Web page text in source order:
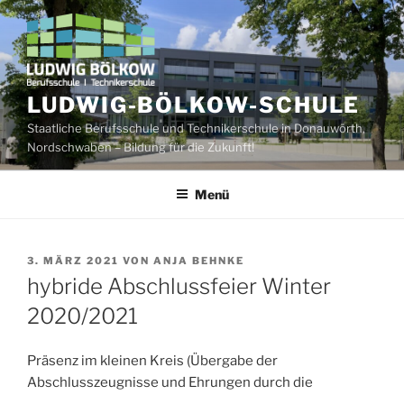
Zum
Inhalt
springen
LUDWIG-BÖLKOW-SCHULE
Staatliche Berufsschule und Technikerschule in Donauwörth,
Nordschwaben – Bildung für die Zukunft!
Menü
VERÖFFENTLICHT
AM
3. MÄRZ 2021 VON ANJA BEHNKE
hybride Abschlussfeier Winter
2020/2021
Präsenz im kleinen Kreis (Übergabe der
Abschlusszeugnisse und Ehrungen durch die